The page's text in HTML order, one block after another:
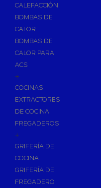
CALEFACCIÓN
BOMBAS DE
CALOR
BOMBAS DE
CALOR PARA
ACS
+
COCINAS
EXTRACTORES
DE COCINA
FREGADEROS
+
GRIFERÍA DE
COCINA
GRIFERÍA DE
FREGADERO